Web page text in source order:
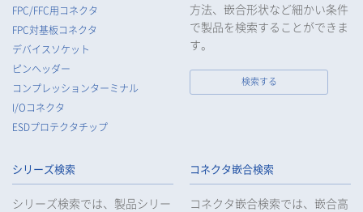
FPC/FFC用コネクタ
FPC対基板コネクタ
デバイスソケット
ピンヘッダー
コンプレッションターミナル
I/Oコネクタ
ESDプロテクタチップ
方法、嵌合形状など細かい条件
で製品を検索することができま
す。
検索する
シリーズ検索
シリーズ検索では、製品シリー
コネクタ嵌合検索
コネクタ嵌合検索では、嵌合高